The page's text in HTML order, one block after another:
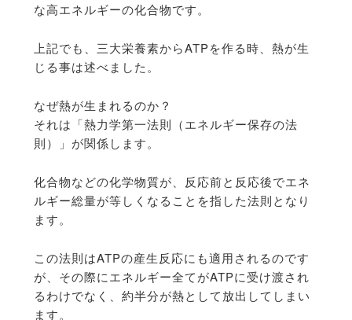
な高エネルギーの化合物です。
上記でも、三大栄養素からATPを作る時、熱が生
じる事は述べました。
なぜ熱が生まれるのか？
それは「熱力学第一法則（エネルギー保存の法
則）」が関係します。
化合物などの化学物質が、反応前と反応後でエネ
ルギー総量が等しくなることを指した法則となり
ます。
この法則はATPの産生反応にも適用されるのです
が、その際にエネルギー全てがATPに受け渡され
るわけでなく、約半分が熱として放出してしまい
ます。